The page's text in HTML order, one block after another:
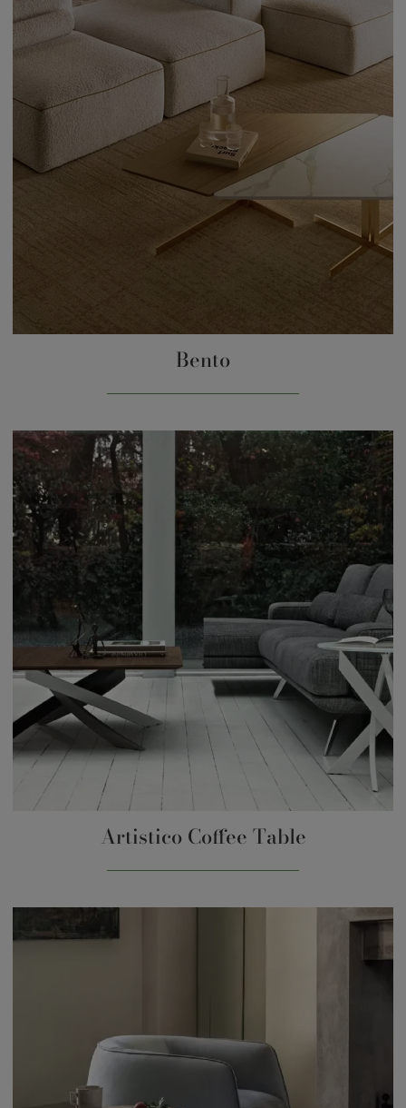
Bento
Artistico Coffee Table